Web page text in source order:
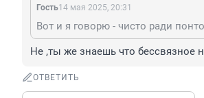
Гость14 мая 2025, 20:31
Вот и я говорю - чисто ради
Не ,ты же знаешь что бессвязное
ОТВЕТИТЬ